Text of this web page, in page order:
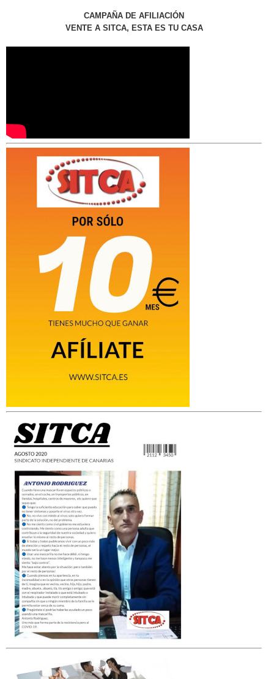
CAMPAÑA DE AFILIACIÓN
VENTE A SITCA, ESTA ES TU CASA